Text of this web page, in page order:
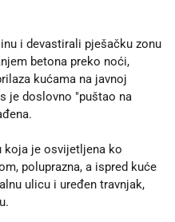
i devastirali pješačku zonu
betona preko noći,
kućama na javnoj
je doslovno "puštao na
koja je osvijetljena ko
poluprazna, a ispred kuće
ulicu i uređen travnjak,